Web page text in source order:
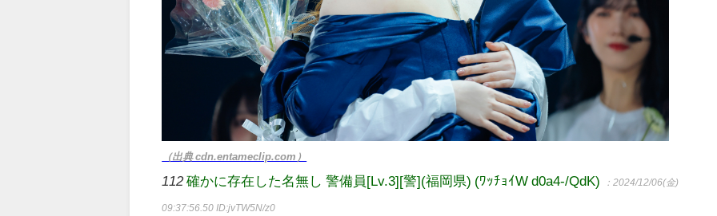
（出典 cdn.entameclip.com）
112 確かに存在した名無し 警備員[Lv.3][警](福岡県) (ﾜｯﾁｮｲW d0a4-/QdK) ：2024/12/06(金)
09:37:56.50ID:jvTW5N/z0